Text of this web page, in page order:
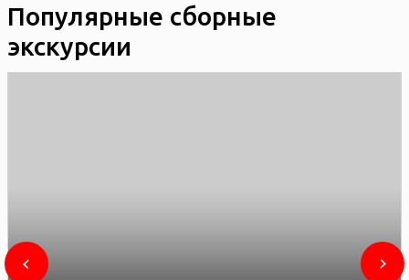
Популярные сборные
экскурсии